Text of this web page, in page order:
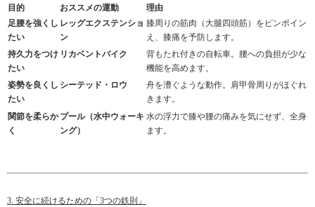
目的 おススメの運動
理由
足腰を強くし
たい
レッグエクステンショ
ン
膝周りの筋肉（大腿四頭筋）をピンポイン
え、膝痛を予防します。
持久力をつけ
たい
リカベントバイク
背もたれ付きの自転車。腰への負担が少な
機能を高めます。
姿勢を良くし
たい
シーテッド・ロウ
舟を漕ぐような動作。肩甲骨周りがほぐれ
きます。
関節を柔らか
く
プール（水中ウォーキ
ング）
水の浮力で膝や腰の痛みを気にせず、全身
ます。
3. 安全に続けるための「3つの鉄則」